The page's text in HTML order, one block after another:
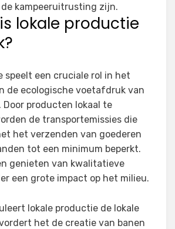
kampeeruitrusting zijn.
lokale productie
speelt een cruciale rol in het
de ecologische voetafdruk van
Door producten lokaal te
de transportemissies die
het verzenden van goederen
tot een minimum beperkt.
genieten van kwalitatieve
een grote impact op het milieu.
lokale productie de lokale
het de creatie van banen